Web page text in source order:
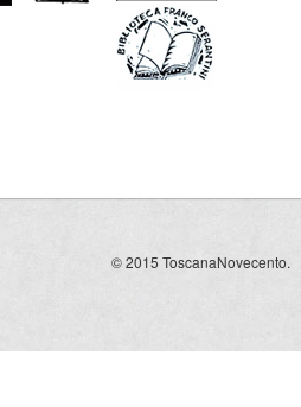
© 2015 ToscanaNovecento.